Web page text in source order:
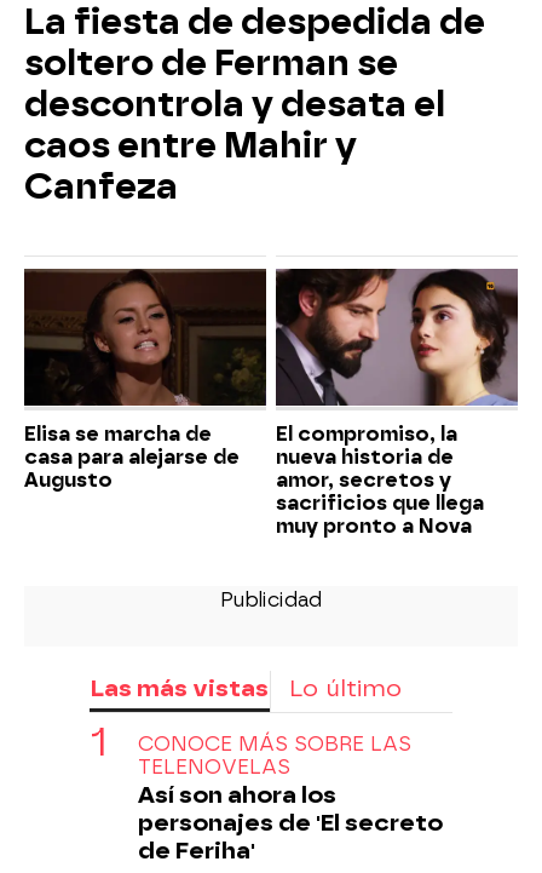
La fiesta de despedida de
soltero de Ferman se
descontrola y desata el
caos entre Mahir y
Canfeza
Elisa se marcha de
casa para alejarse de
Augusto
El compromiso, la
nueva historia de
amor, secretos y
sacrificios que llega
muy pronto a Nova
Las más vistas Lo último
CONOCE MÁS SOBRE LAS
TELENOVELAS
Así son ahora los
personajes de 'El secreto
de Feriha'